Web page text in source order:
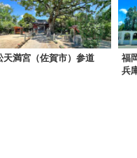
天満宮（佐賀市）参道
福
兵